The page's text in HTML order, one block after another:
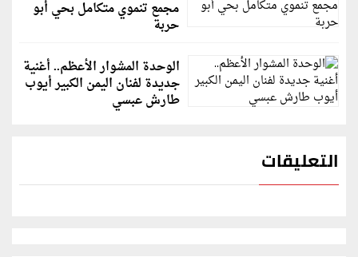
مجمع تنموي متكامل بحي أبو
حربة
الوحدة المشوار الأعظم.. أغنية
جديدة لفنان اليمن الكبير أيوب
طارش عبسي
التعليقات